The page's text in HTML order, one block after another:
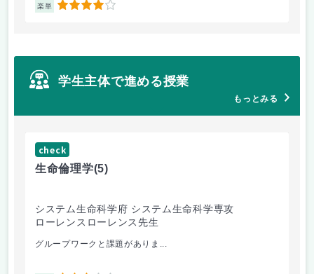
楽単 4
学生主体で進める授業
もっとみる
check
生命倫理学(5)
システム生命科学府 システム生命科学専攻
ローレンスローレンス先生
グループワークと課題がありま...